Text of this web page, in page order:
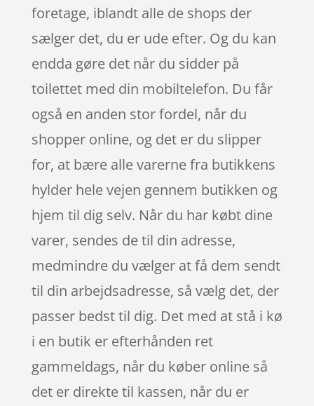
foretage, iblandt alle de shops der
sælger det, du er ude efter. Og du kan
endda gøre det når du sidder på
toilettet med din mobiltelefon. Du får
også en anden stor fordel, når du
shopper online, og det er du slipper
for, at bære alle varerne fra butikkens
hylder hele vejen gennem butikken og
hjem til dig selv. Når du har købt dine
varer, sendes de til din adresse,
medmindre du vælger at få dem sendt
til din arbejdsadresse, så vælg det, der
passer bedst til dig. Det med at stå i kø
i en butik er efterhånden ret
gammeldags, når du køber online så
det er direkte til kassen, når du er